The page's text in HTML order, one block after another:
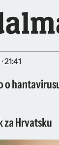
21:41
o
za Hrvatsku